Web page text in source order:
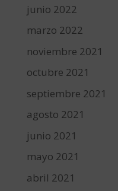
junio 2022
marzo 2022
noviembre 2021
octubre 2021
septiembre 2021
agosto 2021
junio 2021
mayo 2021
abril 2021